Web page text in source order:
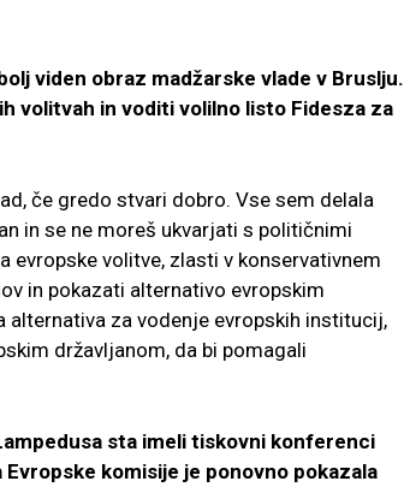
viden obraz madžarske vlade v Bruslju.
volitvah in voditi volilno listo Fidesza za
če gredo stvari dobro. Vse sem delala
in se ne moreš ukvarjati s političnimi
evropske volitve, zlasti v konservativnem
in pokazati alternativo evropskim
za vodenje evropskih institucij,
državljanom, da bi pomagali
sta imeli tiskovni konferenci
komisije je ponovno pokazala